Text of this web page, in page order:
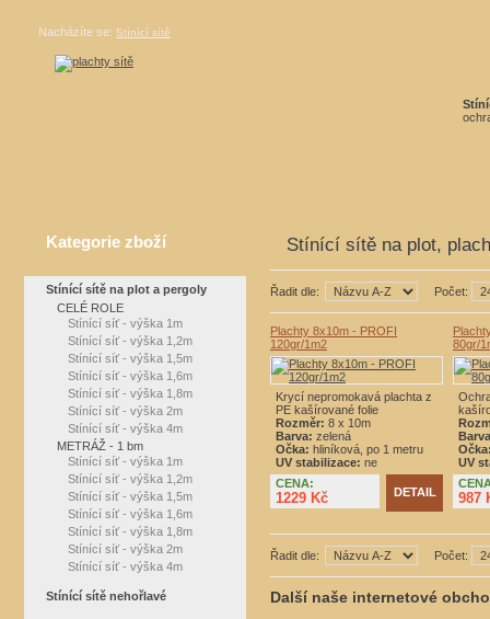
Nacházíte se: Stínící sítě
Stínící sítě na plot,
Řadit dle: Počet:
Plachty 8x10m - PROFI
120gr/1m2
80gr/
Krycí nepromokavá plachta z
PE kašírované folie
Rozměr: 8 x 10m
Barva: zelená
Očka: hliníková, po 1 metru
UV stabilizace: ne
UV
CENA:
1229 Kč DETAIL 987
Řadit dle: Počet:
Další naše internetové
Kategorie zboží
Stínící sítě na plot a pergoly
CELÉ ROLE
Stínící síť - výška 1m
Stínící síť - výška 1,2m
Stínící síť - výška 1,5m
Stínící síť - výška 1,6m
Stínící síť - výška 1,8m
Stínící síť - výška 2m
Stínící síť - výška 4m
METRÁŽ - 1 bm
Stínící síť - výška 1m
Stínící síť - výška 1,2m
Stínící síť - výška 1,5m
Stínící síť - výška 1,6m
Stínící síť - výška 1,8m
Stínící síť - výška 2m
Stínící síť - výška 4m
Stínící sítě nehořlavé